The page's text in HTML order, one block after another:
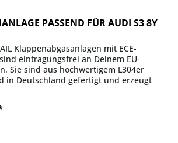
PASSEND FÜR AUDI S3 8Y
Klappenabgasanlagen mit ECE-
eintragungsfrei an Deinem EU-
Sie sind aus hochwertigem L304er
in Deutschland gefertigt und erzeugt